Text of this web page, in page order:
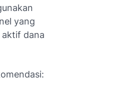
yang
aktif dana